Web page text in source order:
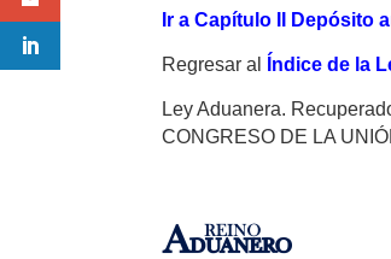
Ir a Capítulo II Depósito
Regresar al Índice de la
Ley Aduanera.
CONGRESO DE LA